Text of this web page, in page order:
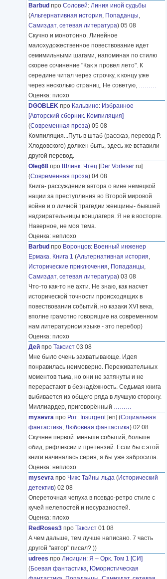
Barbud про Соловей: Линия иной судьбы
(Альтернативная история, Попаданцы,
Самиздат, сетевая литература) 05 08
Скучно и монотонно. Линейное
малохудожественное повествование идет
семимильными шагами, напоминая по стилю
скорее сочинение "Как я провел лето". К
середине читал через строчку, к концу уже
через несколько страниц. Не советую, ………
Оценка: плохо
DGOBLEK про Кальвино: Избранное
[Авторский сборник. Компиляция]
(Современная проза) 05 08
Компиляция...Путь в штаб (рассказ, перевод Р.
Хлодовского) должен быть, здесь же вставили
другой перевод.
Oleg68 про Шлинк: Чтец [Der Vorleser ru]
(Современная проза) 04 08
Книга- рассуждение автора о вине немецкой
нации за преступления во Второй мировой
войне и о личной трагедии женщины- бывшей
надзирательницы концлагеря. Я не в восторге.
Наверное, не моя тема.
Оценка: неплохо
Barbud про Воронцов: Военный инженер
Ермака. Книга 1 (Альтернативная история,
Исторические приключения, Попаданцы,
Самиздат, сетевая литература) 03 08
Что-то как-то не ахти. Не знаю, как насчет
исторической точности происходящих в
повествовании событий, но казаки XVI века,
вполне грамотно говорящие на современном
нам литературном языке - это перебор)
Оценка: плохо
Дей про Таксист 03 08
Мне было очень захватывающе. Идея
понравилась неимоверно. Переживательных
моментов тьма, но они не затянуты и не
перерастают в безнадёжность. Седьмая книга
выбивается из общего ряда в лучшую сторону.
Миллиардер, приговорённый ………
mysevra про Рот: Insurgent[en] (Социальная
фантастика, Любовная фантастика) 02 08
Скучнее первой: меньше событий, больше
обид, рефлексии и претензий. Если бы с этой
книги начиналась серия, я бы уже забросила.
Оценка: неплохо
mysevra про Чиж: Тайны льда (Исторический
детектив) 02 08
Опереточная чепуха в псевдо-ретро стиле с
кучей нелепостей и несуразностей.
Оценка: плохо
RedRoses3 про Таксист 01 08
А чем дальше, тем лучше написано. 7 часть
другой "автор" писал? ))
udrees про Лисицин: Я – Орк. Том 1 [СИ]
(Боевая фантастика, Юмористическая